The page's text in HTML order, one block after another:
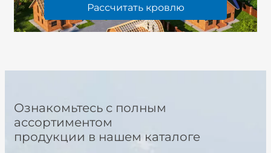
Рассчитать кровлю
Ознакомьтесь с полным
ассортиментом
продукции в нашем каталоге